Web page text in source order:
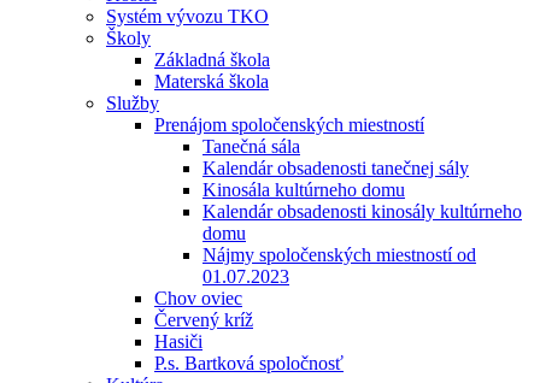
Systém vývozu TKO
Školy
Základná škola
Materská škola
Služby
Prenájom spoločenských miestností
Tanečná sála
Kalendár obsadenosti tanečnej sály
Kinosála kultúrneho domu
Kalendár obsadenosti kinosály kultúrneho
domu
Nájmy spoločenských miestností od
01.07.2023
Chov oviec
Červený kríž
Hasiči
P.s. Bartková spoločnosť